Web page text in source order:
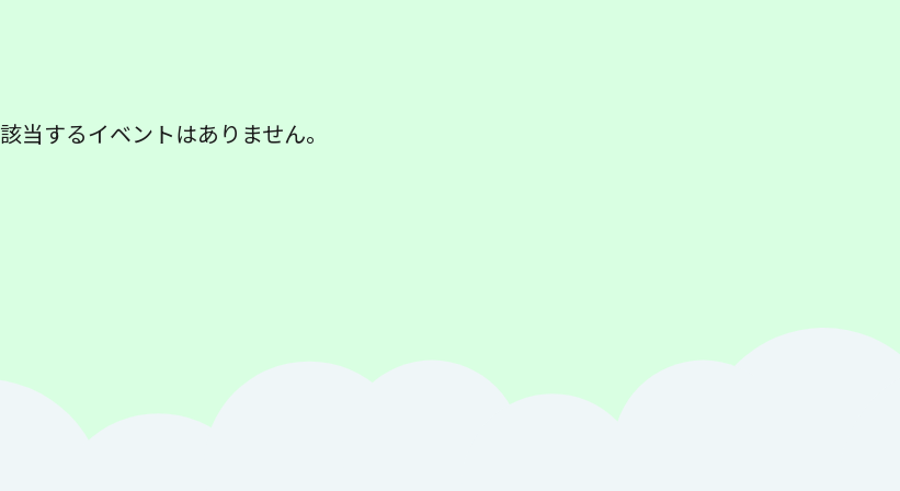
該当するイベントはありません。